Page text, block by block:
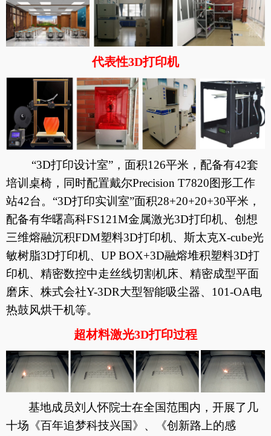
代表性3D打印机
“3D打印设计室”，面积126平米，配备有42套
培训桌椅，同时配置戴尔Precision T7820图形工作
站42台。“3D打印实训室”面积28+20+20+30平米，
配备有华曙高科FS121M金属激光3D打印机、创想
三维熔融沉积FDM塑料3D打印机、斯太克X-cube光
敏树脂3D打印机、 UP BOX+3D融熔堆积塑料3D打
印机、精密数控中走丝线切割机床、精密成型平面
磨床、株式会社Y-3DR大型智能吸尘器、 101-OA电
热鼓风烘干机等。
超材料激光3D打印过程
基地成员刘人怀院士在全国范围内，开展了几
十场《百年追梦科技兴国》、《创新路上的感